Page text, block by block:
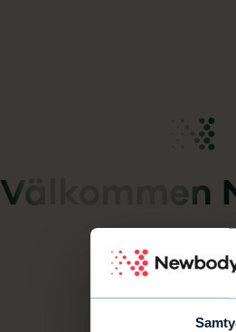
Välkommen